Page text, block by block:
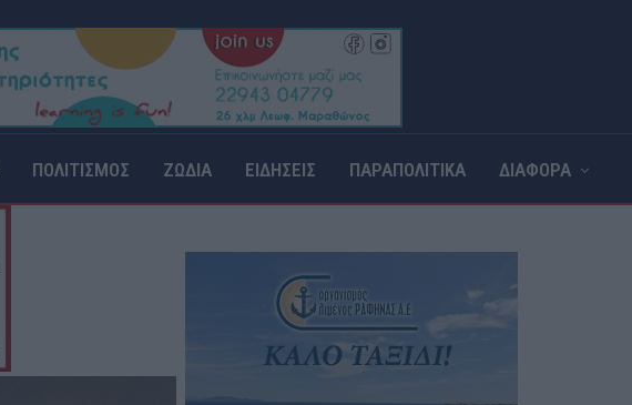
ΠΟΛΙΤΙΣΜΟΣ ΖΩΔΙΑ ΕΙΔΗΣΕΙΣ ΠΑΡΑΠΟΛΙΤΙΚΑ ΔΙΑΦΟΡΑ